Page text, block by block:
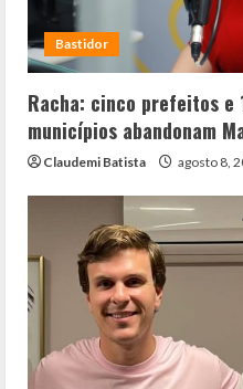
Bastidor
Racha: cinco prefeitos e
municípios abandonam
Claudemi Batista agosto 8,